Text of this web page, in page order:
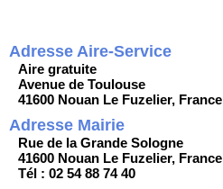
Adresse Aire-Service
Aire gratuite
Avenue de Toulouse
41600 Nouan Le Fuzelier, France
Adresse Mairie
Rue de la Grande Sologne
41600 Nouan Le Fuzelier, France
Tél : 02 54 88 74 40